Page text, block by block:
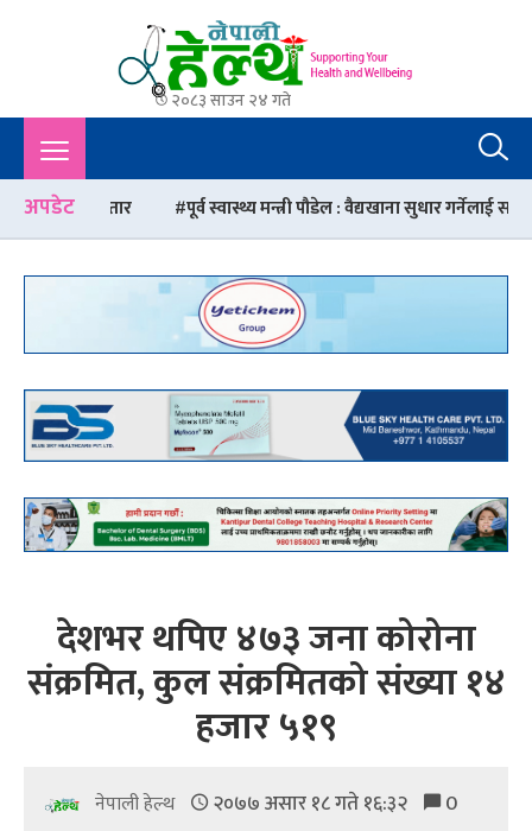
Nepali Health
A Complete Health News Portal From Nepal : Article, Tips,
Sex, Beauty, Policy, Interview, International Health, Nepal
Health,
२०८३ साउन २४ गते
अपडेटपूर्व स्वास्थ्य मन्त्री पौडेल : वैद्यखाना सुधार गर्नेलाई सम्झिएनन्, आफै
देशभर थपिए ४७३ जना कोरोना
संक्रमित, कुल संक्रमितको संख्या १४
हजार ५१९
नेपाली हेल्थ २०७७ असार १८ गते १६:३२ 0